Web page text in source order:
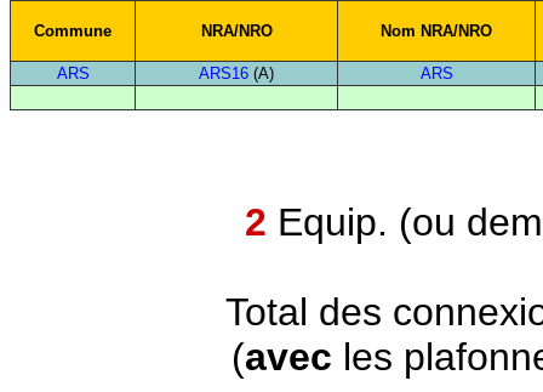
Commune NRA/NRO Nom NRA/NRO
ARS ARS16 (A) ARS
2 Equip. (ou
Total des
(avec les